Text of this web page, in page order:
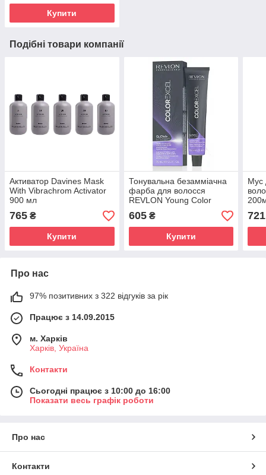
Купити
Подібні товари компанії
Активатор Davines Mask
With Vibrachrom Activator
900 мл
765 ₴
Купити
Тонувальна безамміачна
фарба для волосся
REVLON Young Color
Excel 70 мл
605₴
Купити
Мус
721
Про нас
97% позитивних з 322 відгуків за рік
Працює з 14.09.2015
м. Харків
Харків, Україна
Контакти
Сьогодні працює з 10:00 до 16:00
Показати весь графік роботи
Про нас
Контакти